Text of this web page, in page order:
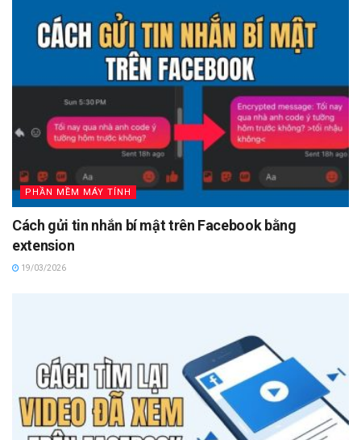
PHẦN MỀM MÁY TÍNH
Cách gửi tin nhắn bí mật trên Facebook bằng
extension
19/03/2026